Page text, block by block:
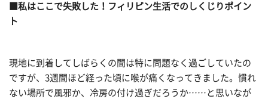
■私はここで失敗した！フィリピン生活でのしくじりポイン
ト
現地に到着してしばらくの間は特に問題なく過ごしていたの
ですが、3週間ほど経った頃に喉が痛くなってきました。慣れ
ない場所で風邪か、冷房の付け過ぎだろうか……と思いなが